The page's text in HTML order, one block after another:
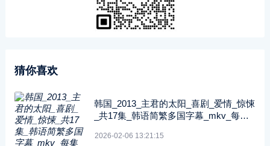
猜你喜欢
韩国_2013_主君的太阳_喜剧_爱情_惊悚
_共17集_韩语简繁多国字幕_mkv_每集
2026-02-06 13:21:15